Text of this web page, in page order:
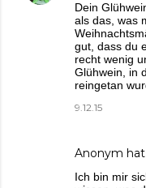
Dein
als das, was
gut, dass du
recht wenig
Glühwein, in
reingetan
9.12.15
Anonym
Ich bin mir